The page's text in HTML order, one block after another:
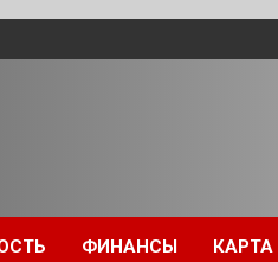
ФИНАНСЫ